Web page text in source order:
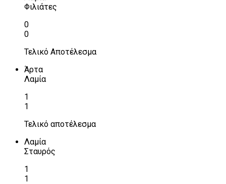
Φιλιάτες
0
0
Τελικό Αποτέλεσμα
Άρτα
Λαμία
1
1
Τελικό αποτέλεσμα
Λαμία
Σταυρός
1
1